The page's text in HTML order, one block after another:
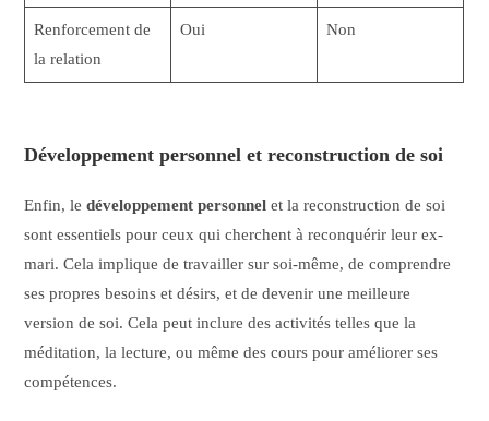
Renforcement de
la relation
Oui Non
Développement personnel et reconstruction de soi
Enfin, ledéveloppement personnel et la reconstruction de soi
sont essentiels pour ceux qui cherchent à reconquérir leur ex-
mari. Cela implique de travailler sur soi-même, de comprendre
ses propres besoins et désirs, et de devenir une meilleure
version de soi. Cela peut inclure des activités telles que la
méditation, la lecture, ou même des cours pour améliorer ses
compétences.